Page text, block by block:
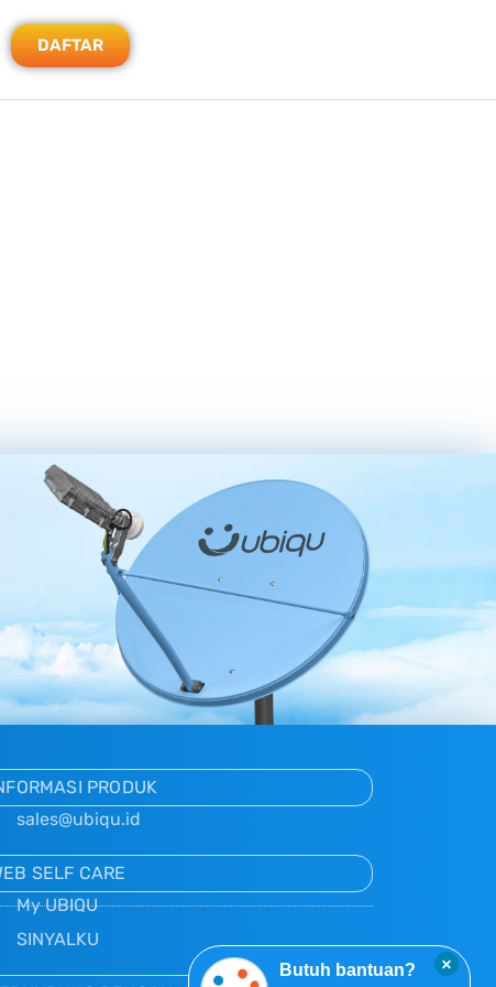
×
Butuh bantuan?
DAFTAR
PRODUK
sales@ubiqu.id
SELF CARE
My UBIQU
SINYALKU